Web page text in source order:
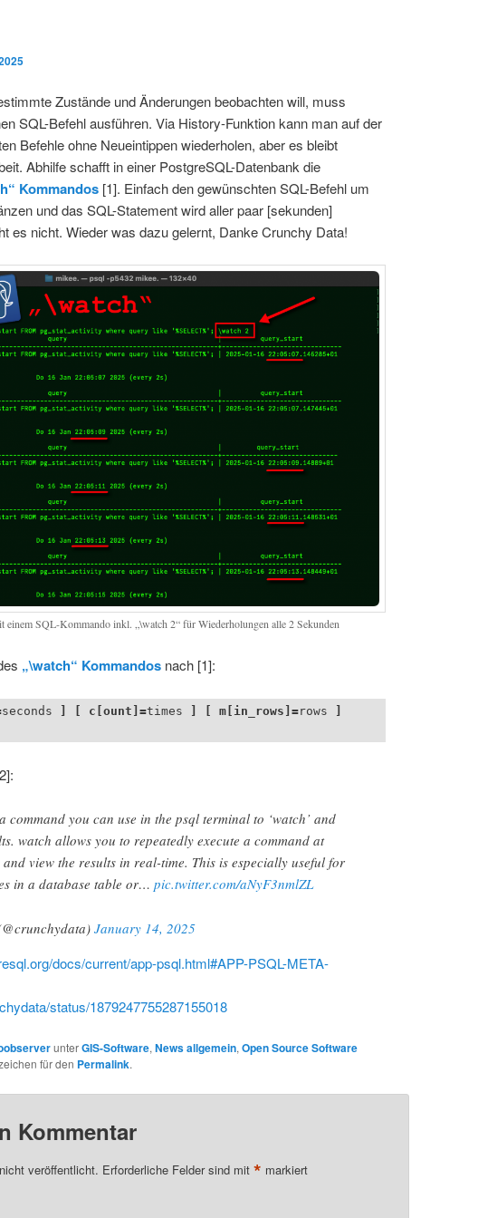
Zustände und Änderungen beobachten will, muss
SQL-Befehl ausführen. Via History-Funktion kann man auf der
Befehle ohne Neueintippen wiederholen, aber es bleibt
Abhilfe schafft in einer PostgreSQL-Datenbank die
Kommandos[1]. Einfach den gewünschten SQL-Befehl um
und das SQL-Statement wird aller paar [sekunden]
es nicht. Wieder was dazu gelernt, Danke Crunchy Data!
einem SQL-Kommando inkl. „\watch 2“ für Wiederholungen alle 2 Sekunden
„\watch“ Kommandosnach [1]:
seconds ] [ c[ount]=times ] [ m[in_rows]=rows ]
command you can use in the psql terminal to ‘watch’ and
watch allows you to repeatedly execute a command at
view the results in real-time. This is especially useful for
in a database table or… pic.twitter.com/aNyF3nmlZL
January 14, 2025
docs/current/app-psql.html#APP-PSQL-META-
status/1879247755287155018
unterGIS-Software, News allgemein, Open Source Software
für den Permalink.
Kommentar
veröffentlicht. Erforderliche Felder sind mit * markiert